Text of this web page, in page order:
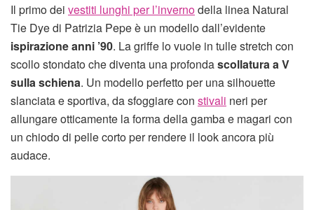
Il primo dei vestiti lunghi per l’invernodella linea Natural
Tie Dye di Patrizia Pepe è un modello dall’evidente
ispirazione anni ’90. La griffe lo vuole in tulle stretch con
scollo stondato che diventa una profondascollatura a V
sulla schiena. Un modello perfetto per una silhouette
slanciata e sportiva, da sfoggiare con stivali neri per
allungare otticamente la forma della gamba e magari con
un chiodo di pelle corto per rendere il look ancora più
audace.